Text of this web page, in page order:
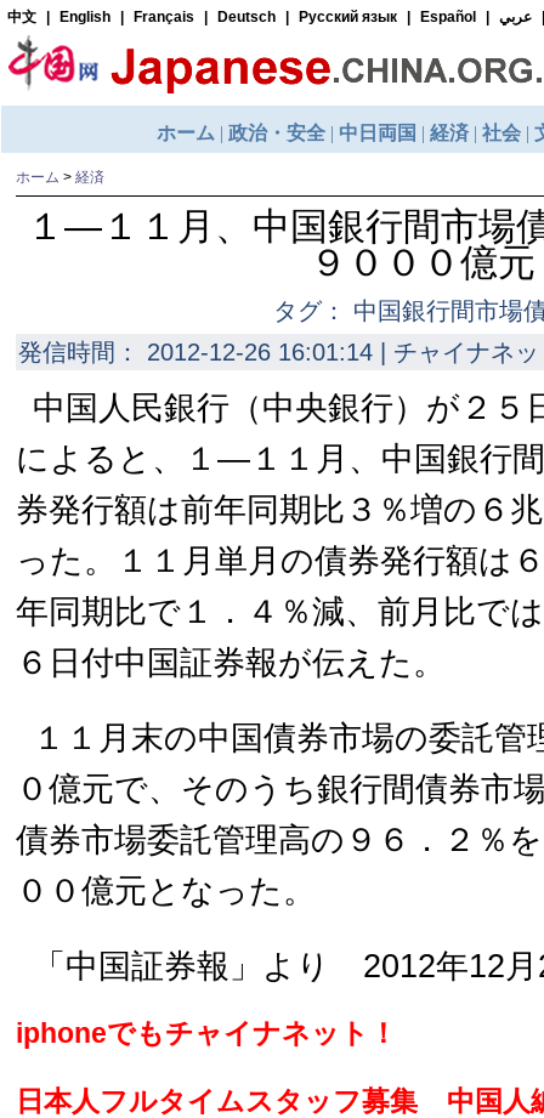
ホーム > 経済
１―１１月、中国銀行間市場
９０００億元
タグ： 中国銀行間市場
発信時間： 2012-12-26 16:01:14 | チャイナネ
中国人民銀行（中央銀行）が２５
によると、１―１１月、中国銀行
券発行額は前年同期比３％増の６
った。１１月単月の債券発行額は
年同期比で１．４％減、前月比で
６日付中国証券報が伝えた。
１１月末の中国債券市場の委託管
０億元で、そのうち銀行間債券市
債券市場委託管理高の９６．２％
００億元となった。
「中国証券報」より 2012年12
iphoneでもチャイナネット！
日本人フルタイムスタッフ募集
中国人